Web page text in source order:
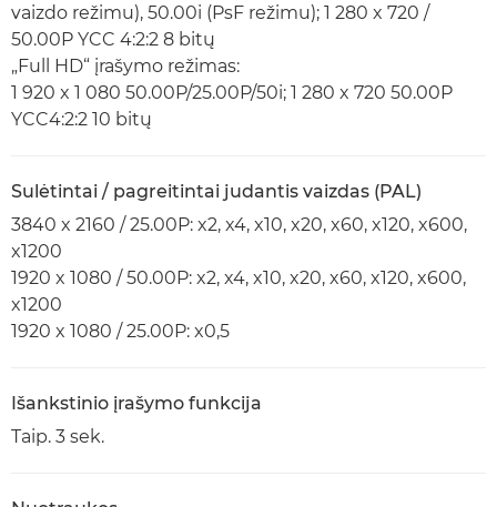
vaizdo režimu), 50.00i (PsF režimu); 1 280 x 720 /
50.00P YCC 4:2:2 8 bitų
„Full HD“ įrašymo režimas:
1 920 x 1 080 50.00P/25.00P/50i; 1 280 x 720 50.00P
YCC4:2:2 10 bitų
Sulėtintai / pagreitintai judantis vaizdas (PAL)
3840 x 2160 / 25.00P: x2, x4, x10, x20, x60, x120, x600,
x1200
1920 x 1080 / 50.00P: x2, x4, x10, x20, x60, x120, x600,
x1200
1920 x 1080 / 25.00P: x0,5
Išankstinio įrašymo funkcija
Taip. 3 sek.